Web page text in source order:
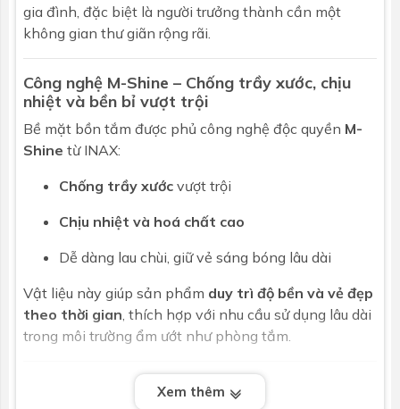
gia đình, đặc biệt là người trưởng thành cần một
không gian thư giãn rộng rãi.
Công nghệ M-Shine – Chống trầy xước, chịu
nhiệt và bền bỉ vượt trội
Bề mặt bồn tắm được phủ công nghệ độc quyền M-
Shine từ INAX:
Chống trầy xước vượt trội
Chịu nhiệt và hoá chất cao
Dễ dàng lau chùi, giữ vẻ sáng bóng lâu dài
Vật liệu này giúp sản phẩm duy trì độ bền và vẻ đẹp
theo thời gian , thích hợp với nhu cầu sử dụng lâu dài
trong môi trường ẩm ướt như phòng tắm.
Thi công xây vách linh hoạt – Tùy biến theo
không gian thực tế
Xem thêm